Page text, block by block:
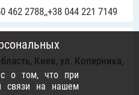
462 2788,,+38 044 221 7149
Киев, ул. Коперника,
о том, что при
связи на нашем